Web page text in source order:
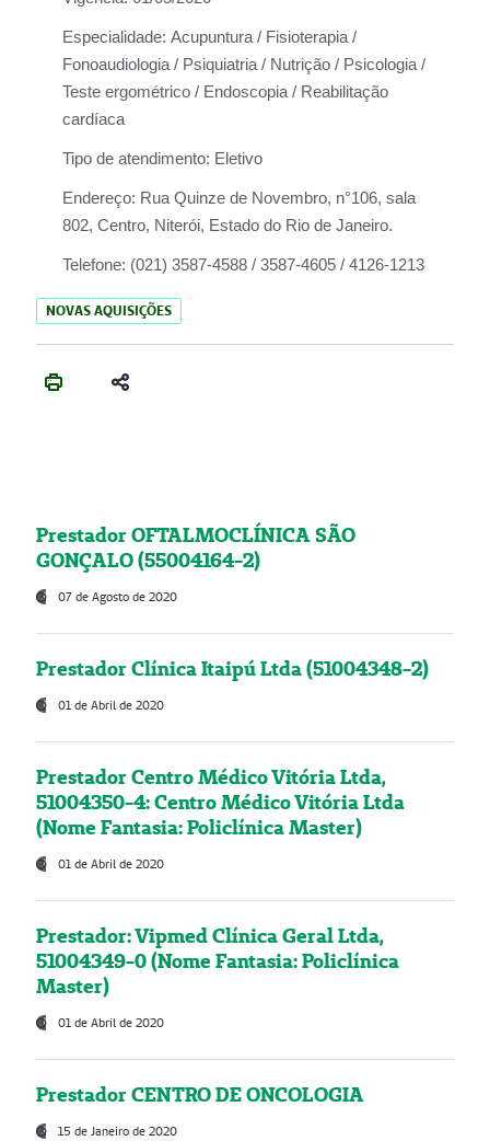
Especialidade: Acupuntura / Fisioterapia /
Fonoaudiologia / Psiquiatria / Nutrição / Psicologia /
Teste ergométrico / Endoscopia / Reabilitação
cardíaca
Tipo de atendimento: Eletivo
Endereço: Rua Quinze de Novembro, n°106, sala
802, Centro, Niterói, Estado do Rio de Janeiro.
Telefone: (021) 3587-4588 / 3587-4605 / 4126-1213
NOVAS AQUISIÇÕES
Prestador OFTALMOCLÍNICA SÃO
GONÇALO (55004164-2)
07 de Agosto de 2020
Prestador Clínica Itaipú Ltda (51004348-2)
01 de Abril de 2020
Prestador Centro Médico Vitória Ltda,
51004350-4: Centro Médico Vitória Ltda
(Nome Fantasia: Policlínica Master)
01 de Abril de 2020
Prestador: Vipmed Clínica Geral Ltda,
51004349-0 (Nome Fantasia: Policlínica
Master)
01 de Abril de 2020
Prestador CENTRO DE ONCOLOGIA
15 de Janeiro de 2020